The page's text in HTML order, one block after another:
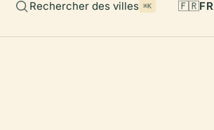
Rechercher des villes ⌘K 🇫🇷FR